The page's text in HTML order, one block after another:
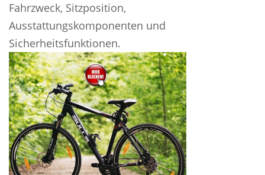
Fahrzweck, Sitzposition,
Ausstattungskomponenten und
Sicherheitsfunktionen.